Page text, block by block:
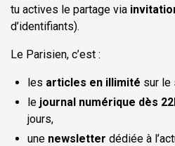
tu actives le partage via
d’identifiants).
Le Parisien, c’est :
les articles en illimité sur le
le journal numérique dès
jours,
une newsletter dédiée à